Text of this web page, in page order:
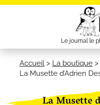
Le journal le
Accueil > La boutique >
La Musette d’Adrien